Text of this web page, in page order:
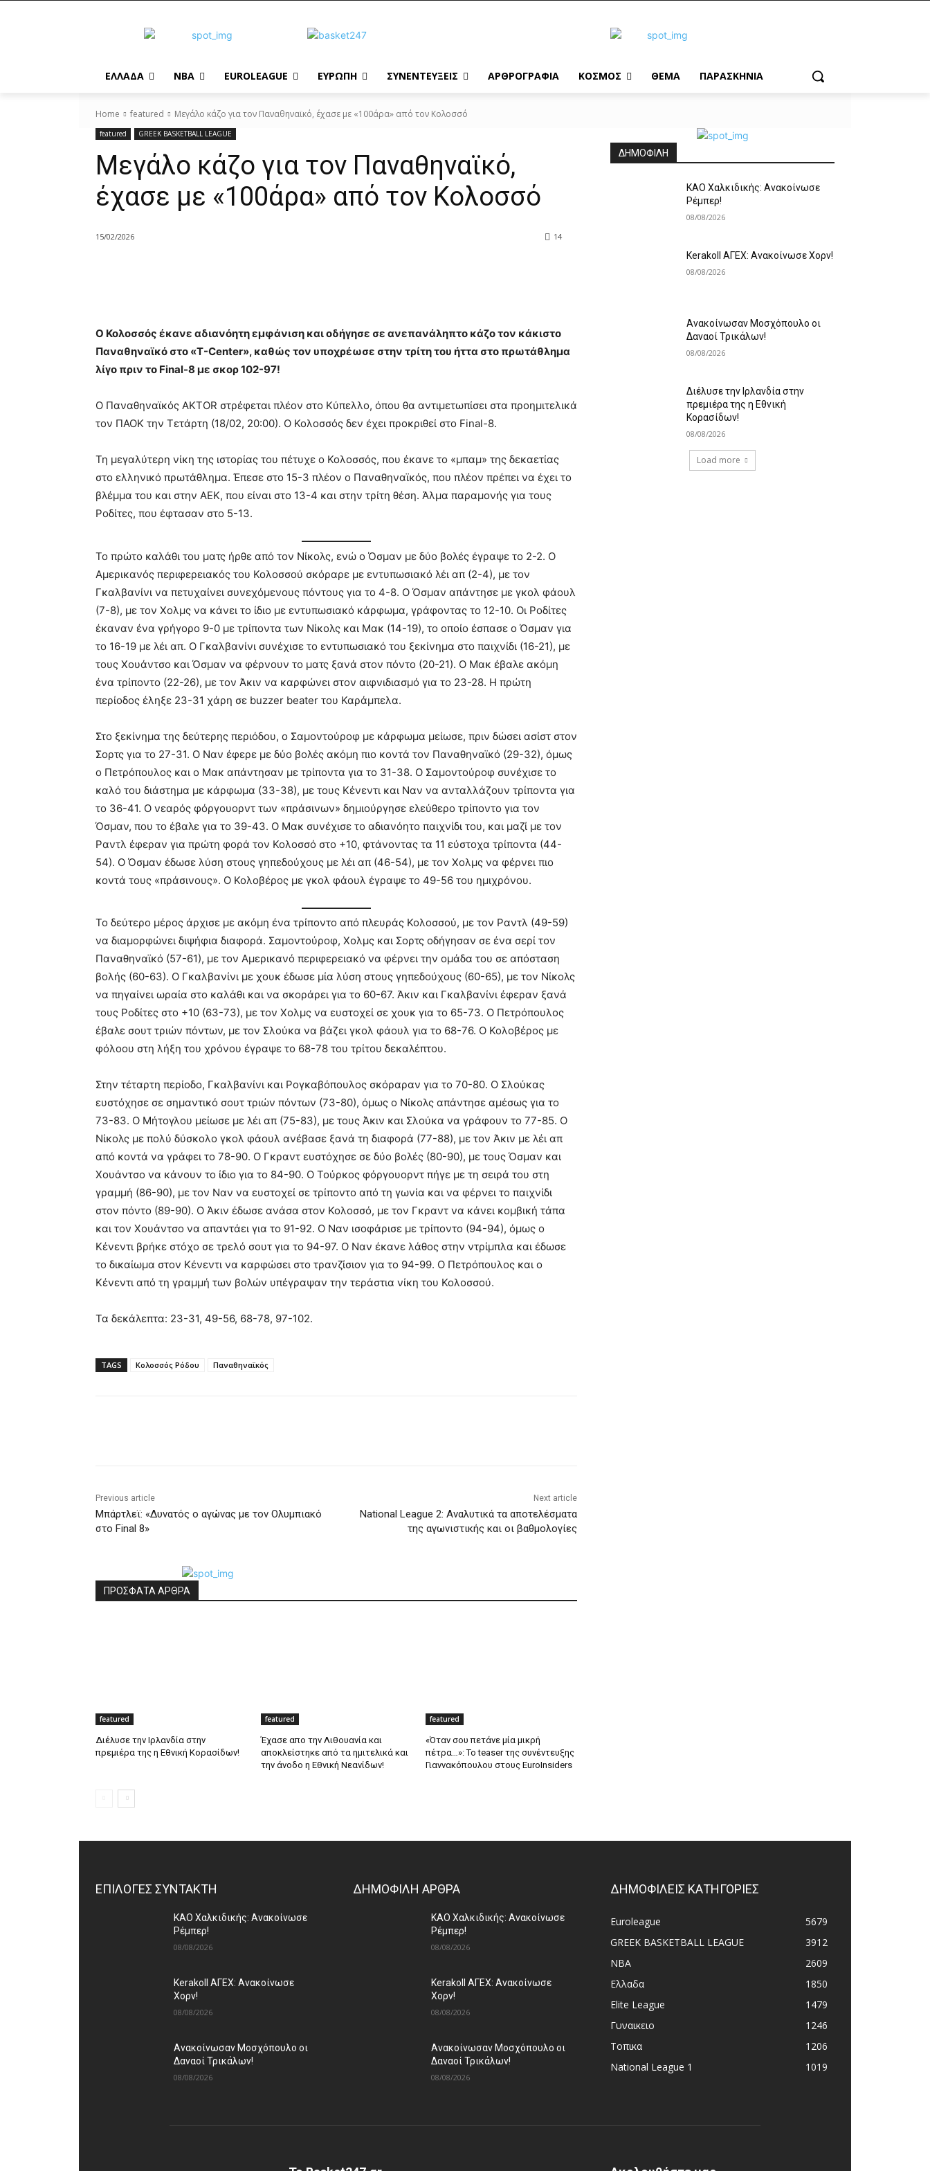
EΛΛΑΔΑ NBA ΕUROLEAGUE ΕΥΡΩΠΗ ΣΥΝΕΝΤΕΥΞΕΙΣ ΑΡΘΡΟΓΡΑΦΙΑ ΚΟΣΜΟΣ ΘΕΜΑ ΠΑΡΑΣΚΗΝΙΑ
Home featured Μεγάλο κάζο για τον Παναθηναϊκό, έχασε με «100άρα» από τον Κολοσσό
featured GREEK BASKETBALL LEAGUE
Μεγάλο κάζο για τον Παναθηναϊκό,
έχασε με «100άρα» από τον Κολοσσό
15/02/2026 14
Ο Κολοσσός έκανε αδιανόητη εμφάνιση και οδήγησε σε ανεπανάληπτο κάζο τον κάκιστο
Παναθηναϊκό στο «T-Center», καθώς τον υποχρέωσε στην τρίτη του ήττα στο πρωτάθλημα
λίγο πριν το Final-8 με σκορ 102-97!
Ο Παναθηναϊκός AKTOR στρέφεται πλέον στο Κύπελλο, όπου θα αντιμετωπίσει στα προημιτελικά
τον ΠΑΟΚ την Τετάρτη (18/02, 20:00). Ο Κολοσσός δεν έχει προκριθεί στο Final-8.
Τη μεγαλύτερη νίκη της ιστορίας του πέτυχε ο Κολοσσός, που έκανε το «μπαμ» της δεκαετίας
στο ελληνικό πρωτάθλημα. Έπεσε στο 15-3 πλέον ο Παναθηναϊκός, που πλέον πρέπει να έχει το
βλέμμα του και στην ΑΕΚ, που είναι στο 13-4 και στην τρίτη θέση. Άλμα παραμονής για τους
Ροδίτες, που έφτασαν στο 5-13.
Το πρώτο καλάθι του ματς ήρθε από τον Νίκολς, ενώ ο Όσμαν με δύο βολές έγραψε το 2-2. Ο
Αμερικανός περιφερειακός του Κολοσσού σκόραρε με εντυπωσιακό λέι απ (2-4), με τον
Γκαλβανίνι να πετυχαίνει συνεχόμενους πόντους για το 4-8. Ο Όσμαν απάντησε με γκολ φάουλ
(7-8), με τον Χολμς να κάνει το ίδιο με εντυπωσιακό κάρφωμα, γράφοντας το 12-10. Οι Ροδίτες
έκαναν ένα γρήγορο 9-0 με τρίποντα των Νίκολς και Μακ (14-19), το οποίο έσπασε ο Όσμαν για
το 16-19 με λέι απ. Ο Γκαλβανίνι συνέχισε το εντυπωσιακό του ξεκίνημα στο παιχνίδι (16-21), με
τους Χουάντσο και Όσμαν να φέρνουν το ματς ξανά στον πόντο (20-21). Ο Μακ έβαλε ακόμη
ένα τρίποντο (22-26), με τον Άκιν να καρφώνει στον αιφνιδιασμό για το 23-28. Η πρώτη
περίοδος έληξε 23-31 χάρη σε buzzer beater του Καράμπελα.
Στο ξεκίνημα της δεύτερης περιόδου, ο Σαμοντούροφ με κάρφωμα μείωσε, πριν δώσει ασίστ στον
Σορτς για το 27-31. Ο Ναν έφερε με δύο βολές ακόμη πιο κοντά τον Παναθηναϊκό (29-32), όμως
ο Πετρόπουλος και ο Μακ απάντησαν με τρίποντα για το 31-38. Ο Σαμοντούροφ συνέχισε το
καλό του διάστημα με κάρφωμα (33-38), με τους Κένεντι και Ναν να ανταλλάζουν τρίποντα για
το 36-41. Ο νεαρός φόργουορντ των «πράσινων» δημιούργησε ελεύθερο τρίποντο για τον
Όσμαν, που το έβαλε για το 39-43. Ο Μακ συνέχισε το αδιανόητο παιχνίδι του, και μαζί με τον
Ραντλ έφεραν για πρώτη φορά τον Κολοσσό στο +10, φτάνοντας τα 11 εύστοχα τρίποντα (44-
54). Ο Όσμαν έδωσε λύση στους γηπεδούχους με λέι απ (46-54), με τον Χολμς να φέρνει πιο
κοντά τους «πράσινους». Ο Κολοβέρος με γκολ φάουλ έγραψε το 49-56 του ημιχρόνου.
To δεύτερο μέρος άρχισε με ακόμη ένα τρίποντο από πλευράς Κολοσσού, με τον Ραντλ (49-59)
να διαμορφώνει διψήφια διαφορά. Σαμοντούροφ, Χολμς και Σορτς οδήγησαν σε ένα σερί τον
Παναθηναϊκό (57-61), με τον Αμερικανό περιφερειακό να φέρνει την ομάδα του σε απόσταση
βολής (60-63). Ο Γκαλβανίνι με χουκ έδωσε μία λύση στους γηπεδούχους (60-65), με τον Νίκολς
να πηγαίνει ωραία στο καλάθι και να σκοράρει για το 60-67. Άκιν και Γκαλβανίνι έφεραν ξανά
τους Ροδίτες στο +10 (63-73), με τον Χολμς να ευστοχεί σε χουκ για το 65-73. Ο Πετρόπουλος
έβαλε σουτ τριών πόντων, με τον Σλούκα να βάζει γκολ φάουλ για το 68-76. Ο Κολοβέρος με
φόλοου στη λήξη του χρόνου έγραψε το 68-78 του τρίτου δεκαλέπτου.
Στην τέταρτη περίοδο, Γκαλβανίνι και Ρογκαβόπουλος σκόραραν για το 70-80. Ο Σλούκας
ευστόχησε σε σημαντικό σουτ τριών πόντων (73-80), όμως ο Νίκολς απάντησε αμέσως για το
73-83. Ο Μήτογλου μείωσε με λέι απ (75-83), με τους Άκιν και Σλούκα να γράφουν το 77-85. Ο
Νίκολς με πολύ δύσκολο γκολ φάουλ ανέβασε ξανά τη διαφορά (77-88), με τον Άκιν με λέι απ
από κοντά να γράφει το 78-90. Ο Γκραντ ευστόχησε σε δύο βολές (80-90), με τους Όσμαν και
Χουάντσο να κάνουν το ίδιο για το 84-90. Ο Τούρκος φόργουορντ πήγε με τη σειρά του στη
γραμμή (86-90), με τον Ναν να ευστοχεί σε τρίποντο από τη γωνία και να φέρνει το παιχνίδι
στον πόντο (89-90). Ο Άκιν έδωσε ανάσα στον Κολοσσό, με τον Γκραντ να κάνει κομβική τάπα
και τον Χουάντσο να απαντάει για το 91-92. Ο Ναν ισοφάρισε με τρίποντο (94-94), όμως ο
Κένεντι βρήκε στόχο σε τρελό σουτ για το 94-97. Ο Ναν έκανε λάθος στην ντρίμπλα και έδωσε
το δικαίωμα στον Κένεντι να καρφώσει στο τρανζίσιον για το 94-99. Ο Πετρόπουλος και ο
Κένεντι από τη γραμμή των βολών υπέγραψαν την τεράστια νίκη του Κολοσσού.
Τα δεκάλεπτα: 23-31, 49-56, 68-78, 97-102.
TAGS Κολοσσός Ρόδου Παναθηναϊκός
Previous article
Μπάρτλεϊ: «Δυνατός ο αγώνας με τον Ολυμπιακό
στο Final 8»
Next article
National League 2: Αναλυτικά τα αποτελέσματα
της αγωνιστικής και οι βαθμολογίες
ΠΡΟΣΦΑΤΑ ΑΡΘΡΑ
featured
Διέλυσε την Ιρλανδία στην
πρεμιέρα της η Εθνική Κορασίδων!
featured
Έχασε απο την Λιθουανία και
αποκλείστηκε από τα ημιτελικά και
την άνοδο η Εθνική Νεανίδων!
featured
«Όταν σου πετάνε μία μικρή
πέτρα…»: Το teaser της συνέντευξης
Γιαννακόπουλου στους EuroInsiders
ΔΗΜΟΦΙΛΗ
ΚΑΟ Χαλκιδικής: Ανακοίνωσε
Ρέμπερ!
08/08/2026
Kerakoll ΑΓΕΧ: Ανακοίνωσε Χορν!
08/08/2026
Ανακοίνωσαν Μοσχόπουλο οι
Δαναοί Τρικάλων!
08/08/2026
Διέλυσε την Ιρλανδία στην
πρεμιέρα της η Εθνική
Κορασίδων!
08/08/2026
Load more
ΕΠΙΛΟΓΕΣ ΣΥΝΤΑΚΤΗ
ΚΑΟ Χαλκιδικής: Ανακοίνωσε
Ρέμπερ!
08/08/2026
Kerakoll ΑΓΕΧ: Ανακοίνωσε
Χορν!
08/08/2026
Ανακοίνωσαν Μοσχόπουλο οι
Δαναοί Τρικάλων!
08/08/2026
ΔΗΜΟΦΙΛΗ ΑΡΘΡΑ
ΚΑΟ Χαλκιδικής: Ανακοίνωσε
Ρέμπερ!
08/08/2026
Kerakoll ΑΓΕΧ: Ανακοίνωσε
Χορν!
08/08/2026
Ανακοίνωσαν Μοσχόπουλο οι
Δαναοί Τρικάλων!
08/08/2026
ΔΗΜΟΦΙΛΕΙΣ ΚΑΤΗΓΟΡΙΕΣ
Euroleague
5679
GREEK BASKETBALL LEAGUE
3912
NBA
2609
Ελλαδα
1850
Elite League
1479
Γυναικειο
1246
Τοπικα
1206
National League 1
1019